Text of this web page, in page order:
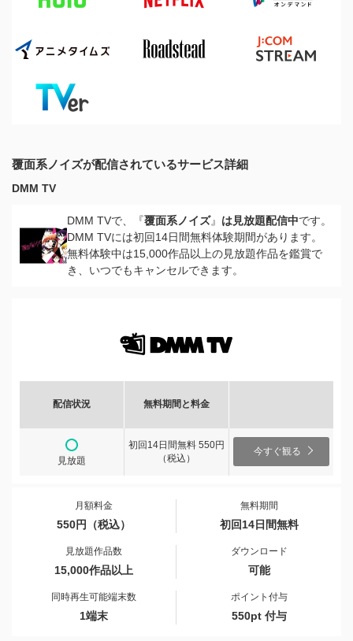
覆面系ノイズが配信されているサービス詳細
DMM TV
DMM TVで、『覆面系ノイズ』 は見放題配信中です。
DMM TVには初回14日間無料体験期間があります。
無料体験中は15,000作品以上の見放題作品を鑑賞で
き、いつでもキャンセルできます。
配信状況 無料期間と料金
見放題
初回14日間無料 550円
（税込）
今すぐ観る
月額料金
550円（税込）
無料期間
初回14日間無料
見放題作品数
15,000作品以上
ダウンロード
可能
同時再生可能端末数
1端末
ポイント付与
550pt 付与